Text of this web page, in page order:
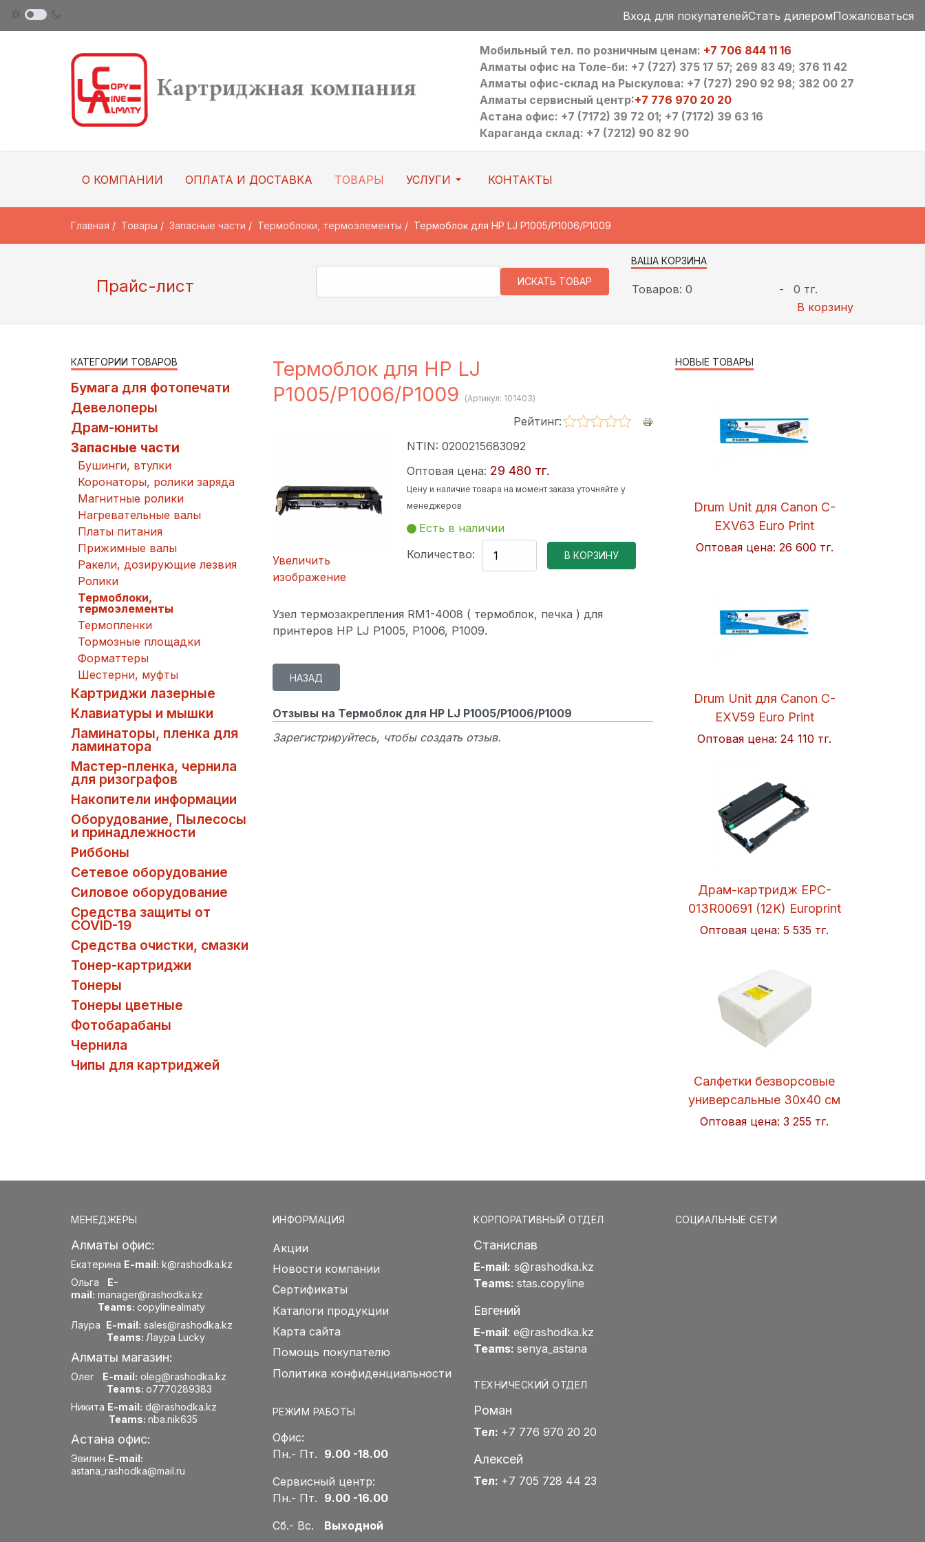
Вход для покупателейСтать дилеромПожаловаться
Мобильный тел. по розничным ценам: +7 706 844 11 16
Алматы офис на Толе-би: +7 (727) 375 17 57; 269 83 49; 376 11 42
Алматы офис-склад на Рыскулова: +7 (727) 290 92 98; 382 00 27
Алматы сервисный центр:+7 776 970 20 20
Астана офис: +7 (7172) 39 72 01; +7 (7172) 39 63 16
Караганда склад: +7 (7212) 90 82 90
О КОМПАНИИ ОПЛАТА И ДОСТАВКА ТОВАРЫ УСЛУГИ КОНТАКТЫ
Главная Товары Запасные части Термоблоки, термоэлементы Термоблок для HP LJ P1005/P1006/P1009
Прайс-лист
ВАША КОРЗИНА
Товаров: 0 -
0 тг.
В корзину
Термоблок для HP LJ
P1005/P1006/P1009
(Артикул: 101403)
Рейтинг:
Увеличить
изображение
NTIN: 0200215683092
Оптовая цена: 29 480 тг.
Цену и наличие товара на момент заказа уточняйте у
менеджеров
Есть в наличии
Количество:
Узел термозакрепления RM1-4008 ( термоблок, печка ) для
принтеров HP LJ P1005, P1006, P1009.
Отзывы на Термоблок для HP LJ P1005/P1006/P1009
Зарегистрируйтесь, чтобы создать отзыв.
КАТЕГОРИИ ТОВАРОВ
Бумага для фотопечати
Девелоперы
Драм-юниты
Запасные части
Бушинги, втулки
Коронаторы, ролики заряда
Магнитные ролики
Нагревательные валы
Платы питания
Прижимные валы
Ракели, дозирующие лезвия
Ролики
Термоблоки,
термоэлементы
Термопленки
Тормозные площадки
Форматтеры
Шестерни, муфты
Картриджи лазерные
Клавиатуры и мышки
Ламинаторы, пленка для
ламинатора
Мастер-пленка, чернила
для ризографов
Накопители информации
Оборудование, Пылесосы
и принадлежности
Риббоны
Сетевое оборудование
Силовое оборудование
Средства защиты от
COVID-19
Средства очистки, смазки
Тонер-картриджи
Тонеры
Тонеры цветные
Фотобарабаны
Чернила
Чипы для картриджей
НОВЫЕ ТОВАРЫ
Drum Unit для Canon C-
EXV63 Euro Print
Оптовая цена: 26 600 тг.
Drum Unit для Canon C-
EXV59 Euro Print
Оптовая цена:24 110 тг.
Драм-картридж EPC-
013R00691 (12K) Europrint
Оптовая цена:5 535 тг.
Салфетки безворсовые
универсальные 30x40 см
Soft 50шт/упак. Hi-BLACK
Оптовая цена:3 255 тг.
МЕНЕДЖЕРЫ
Алматы офис:
Екатерина E-mail: k@rashodka.kz
Ольга E-
mail: manager@rashodka.kz
Teams: copylinealmaty
Лаура E-mail: sales@rashodka.kz
Teams: Лаура Lucky
Алматы магазин:
Олег E-mail: oleg@rashodka.kz
Teams: o7770289383
Никита E-mail: d@rashodka.kz
Teams: nba.nik635
Астана офис:
Эвилин E-mail:
astana_rashodka@mail.ru
ИНФОРМАЦИЯ
Акции
Новости компании
Сертификаты
Каталоги продукции
Карта сайта
Помощь покупателю
Политика конфиденциальности
РЕЖИМ РАБОТЫ
Офис:
Пн.- Пт. 9.00 -18.00
Сервисный центр:
Пн.- Пт. 9.00 -16.00
Сб.- Вс. Выходной
КОРПОРАТИВНЫЙ ОТДЕЛ
Станислав
E-mail: s@rashodka.kz
Teams: stas.copyline
Евгений
E-mail: e@rashodka.kz
Teams: senya_astana
ТЕХНИЧЕСКИЙ ОТДЕЛ
Роман
Тел: +7 776 970 20 20
Алексей
Тел: +7 705 728 44 23
СОЦИАЛЬНЫЕ СЕТИ